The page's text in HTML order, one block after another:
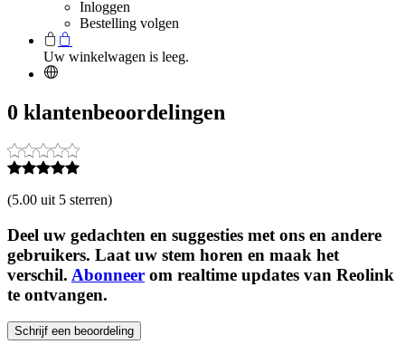
Inloggen
Bestelling volgen
Uw winkelwagen is leeg.
0 klantenbeoordelingen
(5.00 uit 5 sterren)
Deel uw gedachten en suggesties met ons en andere
gebruikers. Laat uw stem horen en maak het
verschil. Abonneer om realtime updates van Reolink
te ontvangen.
Schrijf een beoordeling